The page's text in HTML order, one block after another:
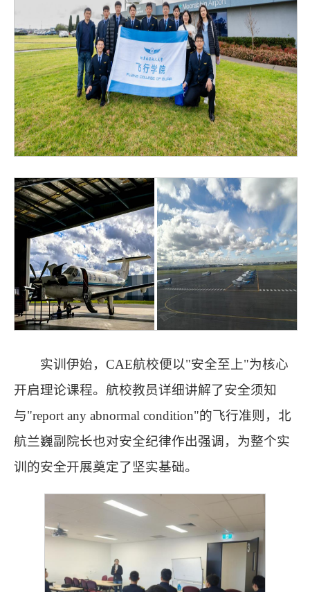
实训伊始，CAE航校便以"安全至上"为核心
开启理论课程。航校教员详细讲解了安全须知
与"report any abnormal condition"的飞行准则，北
航兰巍副院长也对安全纪律作出强调，为整个实
训的安全开展奠定了坚实基础。